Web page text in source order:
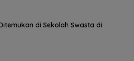
di Sekolah Swasta di